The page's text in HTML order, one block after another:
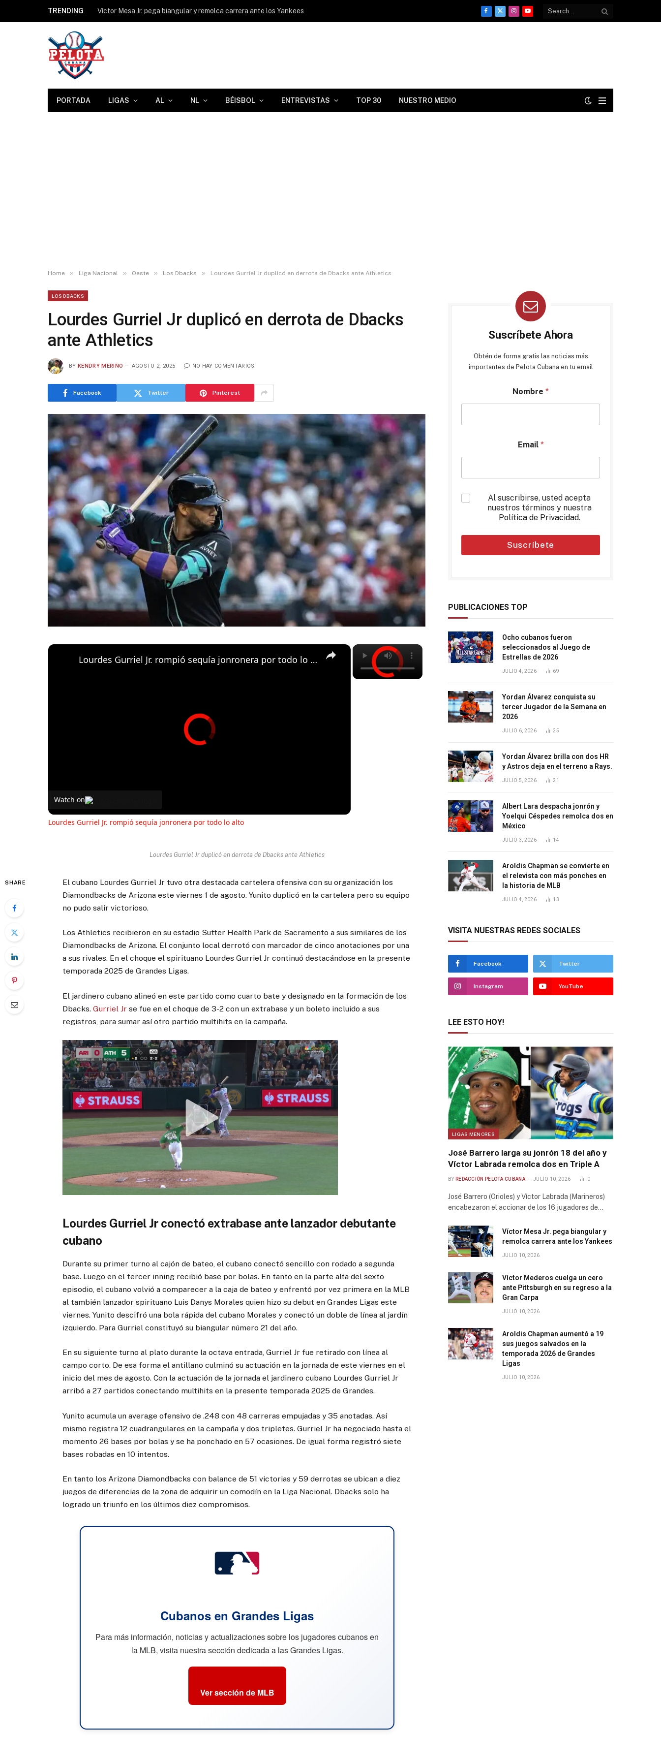
TRENDING Víctor Mesa Jr. pega biangular y remolca carrera ante los Yankees
Facebook
X
InstagramYouTube
PORTADA LIGAS AL NL BÉISBOL ENTREVISTAS TOP 30 NUESTRO MEDIO
Home » Liga Nacional » Oeste » Los Dbacks » Lourdes Gurriel Jr duplicó en derrota de Dbacks ante Athletics
LOS DBACKS
Lourdes Gurriel Jr duplicó en derrota de Dbacks
ante Athletics
BY KENDRY MERIÑO AGOSTO 2, 2025 NO HAY COMENTARIOS
Facebook Twitter Pinterest
×
×
Lourdes Gurriel Jr. rompió sequía jonronera por todo lo alto
Watch on
Lourdes Gurriel Jr. rompió sequía jonronera por todo lo alto
Lourdes Gurriel Jr duplicó en derrota de Dbacks ante Athletics
SHARE
El cubano Lourdes Gurriel Jr tuvo otra destacada cartelera ofensiva con su organización los
Diamondbacks de Arizona este viernes 1 de agosto. Yunito duplicó en la cartelera pero su equipo
no pudo salir victorioso.
Los Athletics recibieron en su estadio Sutter Health Park de Sacramento a sus similares de los
Diamondbacks de Arizona. El conjunto local derrotó con marcador de cinco anotaciones por una
a sus rivales. En el choque el spirituano Lourdes Gurriel Jr continuó destacándose en la presente
temporada 2025 de Grandes Ligas.
El jardinero cubano alineó en este partido como cuarto bate y designado en la formación de los
Dbacks.Gurriel Jr se fue en el choque de 3-2 con un extrabase y un boleto incluido a sus
registros, para sumar así otro partido multihits en la campaña.
Lourdes Gurriel Jr conectó extrabase ante lanzador debutante
cubano
Durante su primer turno al cajón de bateo, el cubano conectó sencillo con rodado a segunda
base. Luego en el tercer inning recibió base por bolas. En tanto en la parte alta del sexto
episodio, el cubano volvió a comparecer a la caja de bateo y enfrentó por vez primera en la MLB
al también lanzador spirituano Luis Danys Morales quien hizo su debut en Grandes Ligas este
viernes. Yunito descifró una bola rápida del cubano Morales y conectó un doble de línea al jardín
izquierdo. Para Gurriel constituyó su biangular número 21 del año.
En su siguiente turno al plato durante la octava entrada, Gurriel Jr fue retirado con línea al
campo corto. De esa forma el antillano culminó su actuación en la jornada de este viernes en el
inicio del mes de agosto. Con la actuación de la jornada el jardinero cubano Lourdes Gurriel Jr
arribó a 27 partidos conectando multihits en la presente temporada 2025 de Grandes.
Yunito acumula un average ofensivo de .248 con 48 carreras empujadas y 35 anotadas. Así
mismo registra 12 cuadrangulares en la campaña y dos tripletes. Gurriel Jr ha negociado hasta el
momento 26 bases por bolas y se ha ponchado en 57 ocasiones. De igual forma registró siete
bases robadas en 10 intentos.
En tanto los Arizona Diamondbacks con balance de 51 victorias y 59 derrotas se ubican a diez
juegos de diferencias de la zona de adquirir un comodín en la Liga Nacional. Dbacks solo ha
logrado un triunfo en los últimos diez compromisos.
Cubanos en Grandes Ligas
Para más información, noticias y actualizaciones sobre los jugadores cubanos en
la MLB, visita nuestra sección dedicada a las Grandes Ligas.
Ver sección de MLB
Suscríbete Ahora
Obtén de forma gratis las noticias más
importantes de Pelota Cubana en tu email
Nombre *
Email *
*
Al suscribirse, usted acepta
nuestros términos y nuestra
Política de Privacidad.
Suscríbete
PUBLICACIONES TOP
Ocho cubanos fueron
seleccionados al Juego de
Estrellas de 2026
JULIO 4, 2026 69
Yordan Álvarez conquista su
tercer Jugador de la Semana en
2026
JULIO 6, 2026 25
Yordan Álvarez brilla con dos HR
y Astros deja en el terreno a Rays.
JULIO 5, 2026 21
Albert Lara despacha jonrón y
Yoelqui Céspedes remolca dos en
México
JULIO 3, 2026 14
Aroldis Chapman se convierte en
el relevista con más ponches en
la historia de MLB
JULIO 4, 2026 13
VISITA NUESTRAS REDES SOCIALES
Facebook Twitter
Instagram YouTube
LEE ESTO HOY!
LIGAS MENORES
José Barrero larga su jonrón 18 del año y
Víctor Labrada remolca dos en Triple A
BY REDACCIÓN PELOTA CUBANA JULIO 10, 2026 0
José Barrero (Orioles) y Víctor Labrada (Marineros)
encabezaron el accionar de los 16 jugadores de…
Víctor Mesa Jr. pega biangular y
remolca carrera ante los Yankees
JULIO 10, 2026
Víctor Mederos cuelga un cero
ante Pittsburgh en su regreso a la
Gran Carpa
JULIO 10, 2026
Aroldis Chapman aumentó a 19
sus juegos salvados en la
temporada 2026 de Grandes
Ligas
JULIO 10, 2026